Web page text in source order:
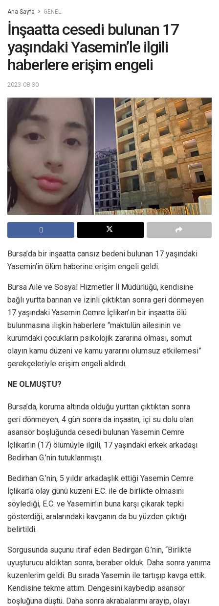
Ana Sayfa GENEL
İnşaatta cesedi bulunan 17
yaşındaki Yasemin’le ilgili
haberlere erişim engeli
2023-08-30
Bursa’da bir inşaatta cansız bedeni bulunan 17 yaşındaki
Yasemin’in ölüm haberine erişim engeli geldi.
Bursa Aile ve Sosyal Hizmetler İl Müdürlüğü, kendisine
bağlı yurtta barınan ve izinli çıktıktan sonra geri dönmeyen
17 yaşındaki Yasemin Cemre İçlikan’ın bir inşaatta ölü
bulunmasına ilişkin haberlere “maktulün ailesinin ve
kurumdaki çocukların psikolojik zararına olması, somut
olayın kamu düzeni ve kamu yararını olumsuz etkilemesi”
gerekçeleriyle erişim engeli aldırdı.
NE OLMUŞTU?
Bursa’da, koruma altında olduğu yurttan çıktıktan sonra
geri dönmeyen, 4 gün sonra da inşaatın, içi su dolu olan
asansör boşluğunda cesedi bulunan Yasemin Cemre
İçlikan’ın (17) ölümüyle ilgili, 17 yaşındaki erkek arkadaşı
Bedirhan G.’nin tutuklanmıştı.
Bedirhan G.’nin, 5 yıldır arkadaşlık ettiği Yasemin Cemre
İçlikan’a olay günü kuzeni E.C. ile de birlikte olmasını
söylediği, E.C. ve Yasemin’in buna karşı çıkarak tepki
gösterdiği, aralarındaki kavganın da bu yüzden çıktığı
belirtildi.
Sorgusunda suçunu itiraf eden Bedirgan G.’nin, “Birlikte
uyuşturucu aldıktan sonra, beraber olduk. Daha sonra yanıma
kuzenlerim geldi. Bu sırada Yasemin ile tartışıp kavga ettik.
Kendisine tekme attım. Dengesini kaybedip asansör
boşluğuna düştü. Daha sonra akrabalarımı arayıp, olayı